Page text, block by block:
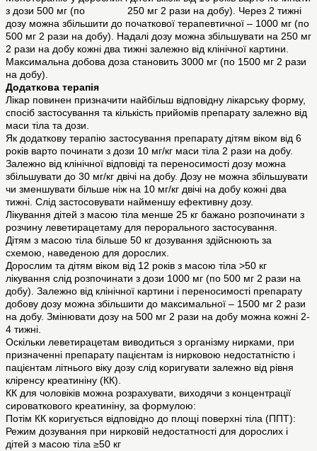
з дози 500 мг (по 250 мг 2 рази на добу). Через 2 тижні
дозу можна збільшити до початкової терапевтичної – 1000 мг (по
500 мг 2 рази на добу). Надалі дозу можна збільшувати на 250 мг
2 рази на добу кожні два тижні залежно від клінічної картини.
Максимальна добова доза становить 3000 мг (по 1500 мг 2 рази
на добу).
Додаткова терапія
Лікар повинен призначити найбільш відповідну лікарську форму,
спосіб застосування та кількість прийомів препарату залежно від
маси тіла та дози.
Як додаткову терапію застосування препарату дітям віком від 6
років варто починати з дози 10 мг/кг маси тіла 2 рази на добу.
Залежно від клінічної відповіді та переносимості дозу можна
збільшувати до 30 мг/кг двічі на добу. Дозу не можна збільшувати
чи зменшувати більше ніж на 10 мг/кг двічі на добу кожні два
тижні. Слід застосовувати найменшу ефективну дозу.
Лікування дітей з масою тіла менше 25 кг бажано розпочинати з
розчину леветирацетаму для перорального застосування.
Дітям з масою тіла більше 50 кг дозування здійснюють за
схемою, наведеною для дорослих.
Дорослим та дітям віком від 12 років з масою тіла >50 кг
лікування слід розпочинати з дози 1000 мг (по 500 мг 2 рази на
добу). Залежно від клінічної картини і переносимості препарату
добову дозу можна збільшити до максимальної – 1500 мг 2 рази
на добу. Змінювати дозу на 500 мг 2 рази на добу можна кожні 2-
4 тижні.
Оскільки леветирацетам виводиться з організму нирками, при
призначенні препарату пацієнтам із нирковою недостатністю і
пацієнтам літнього віку дозу слід коригувати залежно від рівня
кліренсу креатиніну (КК).
КК для чоловіків можна розрахувати, виходячи з концентрації
сироваткового креатиніну, за формулою:
Потім КК коригується відповідно до площі поверхні тіла (ППТ):
Режим дозування при нирковій недостатності для дорослих і
дітей з масою тіла ≥50 кг